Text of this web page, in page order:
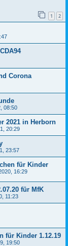
1 2
Corona
08:50
2021 in Herborn
20:29
23:57
für Kinder
16:29
für MfK
11:23
für Kinder 1.12.19
19:50